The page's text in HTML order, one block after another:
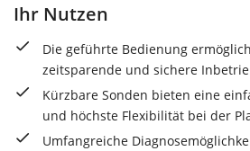
Ihr Nutzen
Die geführte Bedienung
zeitsparende und sichere
Kürzbare Sonden bieten eine
und höchste Flexibilität bei der
Umfangreiche